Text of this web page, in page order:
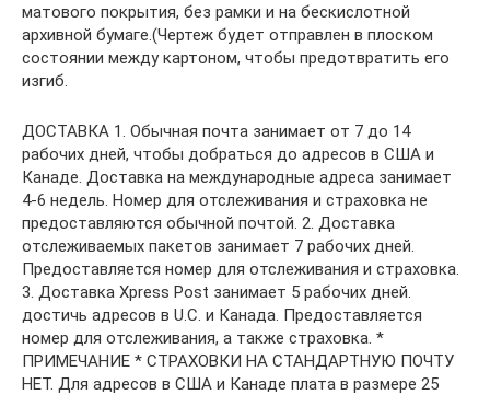
матового покрытия, без рамки и на бескислотной
архивной бумаге.(Чертеж будет отправлен в плоском
состоянии между картоном, чтобы предотвратить его
изгиб.
ДОСТАВКА 1. Обычная почта занимает от 7 до 14
рабочих дней, чтобы добраться до адресов в США и
Канаде. Доставка на международные адреса занимает
4-6 недель. Номер для отслеживания и страховка не
предоставляются обычной почтой. 2. Доставка
отслеживаемых пакетов занимает 7 рабочих дней.
Предоставляется номер для отслеживания и страховка.
3. Доставка Xpress Post занимает 5 рабочих дней.
достичь адресов в U.С. и Канада. Предоставляется
номер для отслеживания, а также страховка. *
ПРИМЕЧАНИЕ * СТРАХОВКИ НА СТАНДАРТНУЮ ПОЧТУ
НЕТ. Для адресов в США и Канаде плата в размере 25